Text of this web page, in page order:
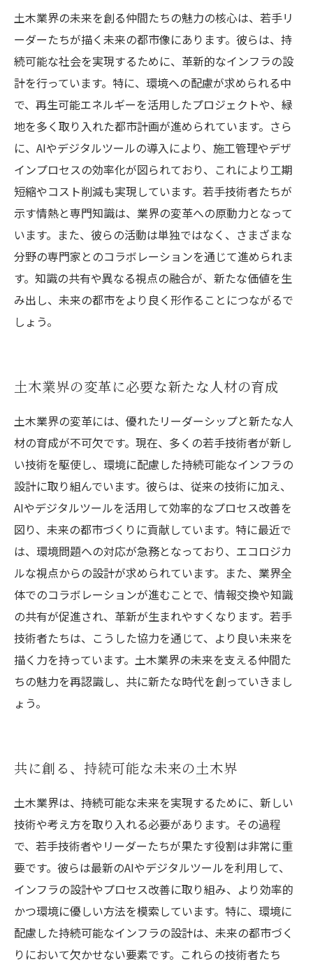
土木業界の未来を創る仲間たちの魅力の核心は、若手リ
ーダーたちが描く未来の都市像にあります。彼らは、持
続可能な社会を実現するために、革新的なインフラの設
計を行っています。特に、環境への配慮が求められる中
で、再生可能エネルギーを活用したプロジェクトや、緑
地を多く取り入れた都市計画が進められています。さら
に、AIやデジタルツールの導入により、施工管理やデザ
インプロセスの効率化が図られており、これにより工期
短縮やコスト削減も実現しています。若手技術者たちが
示す情熱と専門知識は、業界の変革への原動力となって
います。また、彼らの活動は単独ではなく、さまざまな
分野の専門家とのコラボレーションを通じて進められま
す。知識の共有や異なる視点の融合が、新たな価値を生
み出し、未来の都市をより良く形作ることにつながるで
しょう。
土木業界の変革に必要な新たな人材の育成
土木業界の変革には、優れたリーダーシップと新たな人
材の育成が不可欠です。現在、多くの若手技術者が新し
い技術を駆使し、環境に配慮した持続可能なインフラの
設計に取り組んでいます。彼らは、従来の技術に加え、
AIやデジタルツールを活用して効率的なプロセス改善を
図り、未来の都市づくりに貢献しています。特に最近で
は、環境問題への対応が急務となっており、エコロジカ
ルな視点からの設計が求められています。また、業界全
体でのコラボレーションが進むことで、情報交換や知識
の共有が促進され、革新が生まれやすくなります。若手
技術者たちは、こうした協力を通じて、より良い未来を
描く力を持っています。土木業界の未来を支える仲間た
ちの魅力を再認識し、共に新たな時代を創っていきまし
ょう。
共に創る、持続可能な未来の土木界
土木業界は、持続可能な未来を実現するために、新しい
技術や考え方を取り入れる必要があります。その過程
で、若手技術者やリーダーたちが果たす役割は非常に重
要です。彼らは最新のAIやデジタルツールを利用して、
インフラの設計やプロセス改善に取り組み、より効率的
かつ環境に優しい方法を模索しています。特に、環境に
配慮した持続可能なインフラの設計は、未来の都市づく
りにおいて欠かせない要素です。これらの技術者たち